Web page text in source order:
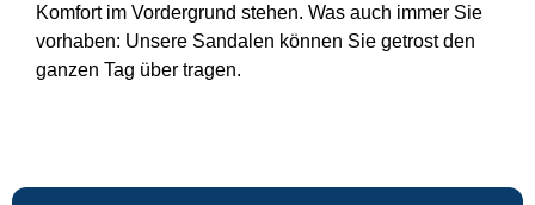
Komfort im Vordergrund stehen. Was auch immer Sie
vorhaben: Unsere Sandalen können Sie getrost den
ganzen Tag über tragen.